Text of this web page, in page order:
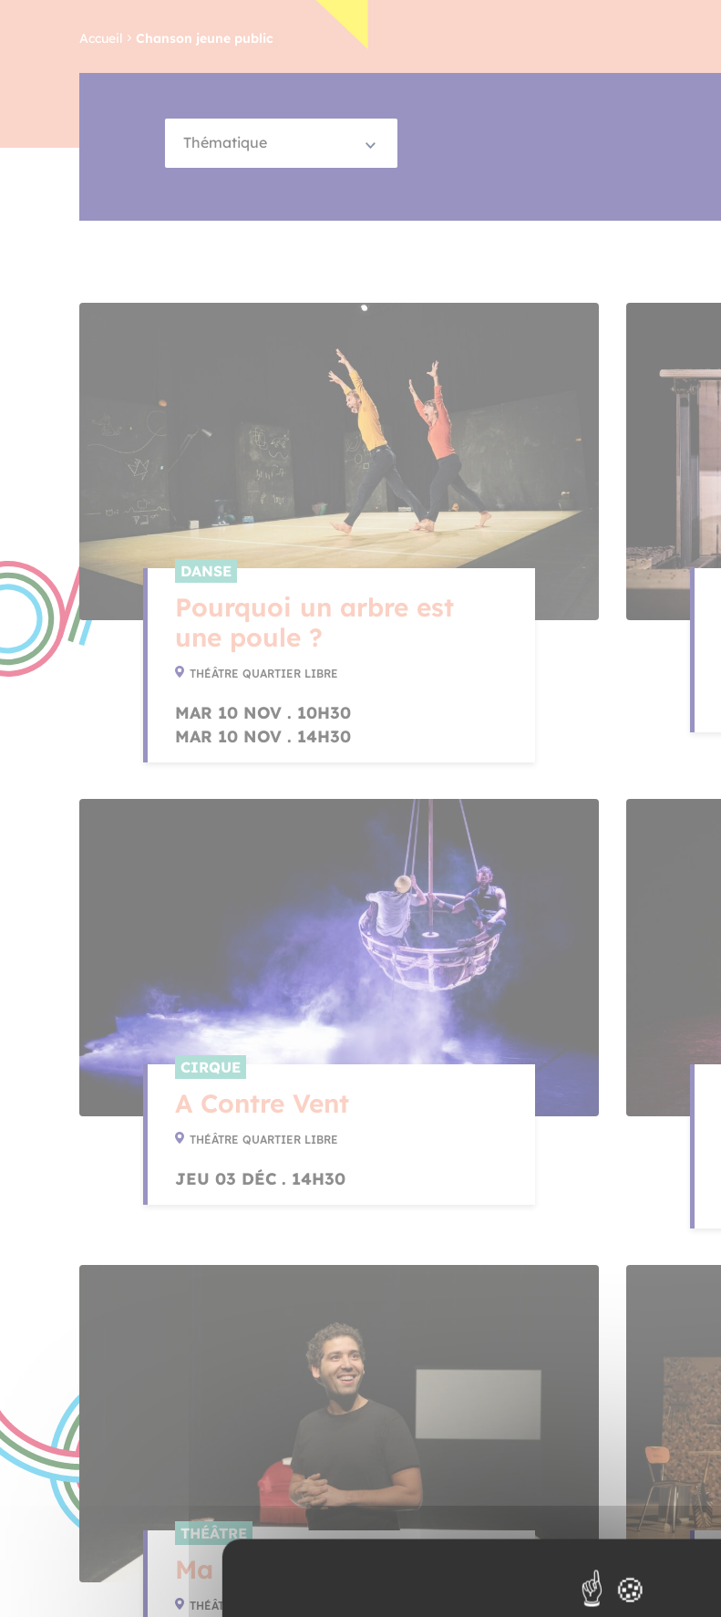
Accueil Chanson jeune public
Thématique
DANSE
Pourquoi un arbre est
une poule ?
THÉÂTRE QUARTIER LIBRE
MAR 10 NOV . 10H30
MAR 10 NOV . 14H30
CIRQUE
A Contre Vent
THÉÂTRE QUARTIER LIBRE
JEU 03 DÉC . 14H30
THÉÂTRE
Ma République et moi
THÉÂTRE QUARTIER LIBRE